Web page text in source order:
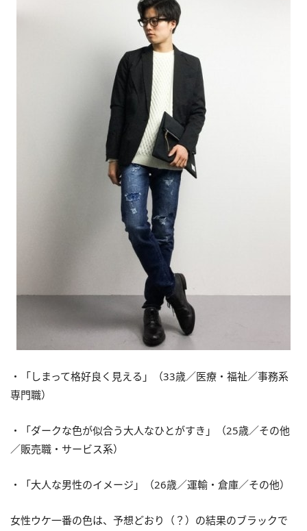
・「しまって格好良く見える」（33歳／医療・福祉／事務系
専門職）
・「ダークな色が似合う大人なひとがすき」（25歳／その他
／販売職・サービス系）
・「大人な男性のイメージ」（26歳／運輸・倉庫／その他）
女性ウケ一番の色は、予想どおり（？）の結果のブラックで